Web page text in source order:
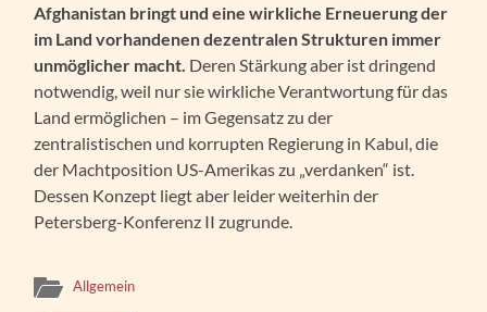
Afghanistan bringt und eine wirkliche Erneuerung der
im Land vorhandenen dezentralen Strukturen immer
unmöglicher macht. Deren Stärkung aber ist dringend
notwendig, weil nur sie wirkliche Verantwortung für das
Land ermöglichen – im Gegensatz zu der
zentralistischen und korrupten Regierung in Kabul, die
der Machtposition US-Amerikas zu „verdanken“ ist.
Dessen Konzept liegt aber leider weiterhin der
Petersberg-Konferenz II zugrunde.
Allgemein